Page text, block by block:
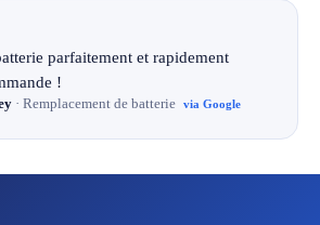
parfaitement et rapidement
!
· Remplacement de batterie via Google